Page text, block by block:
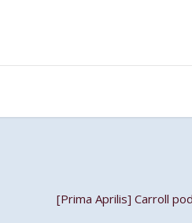
[Prima Aprilis] Carroll